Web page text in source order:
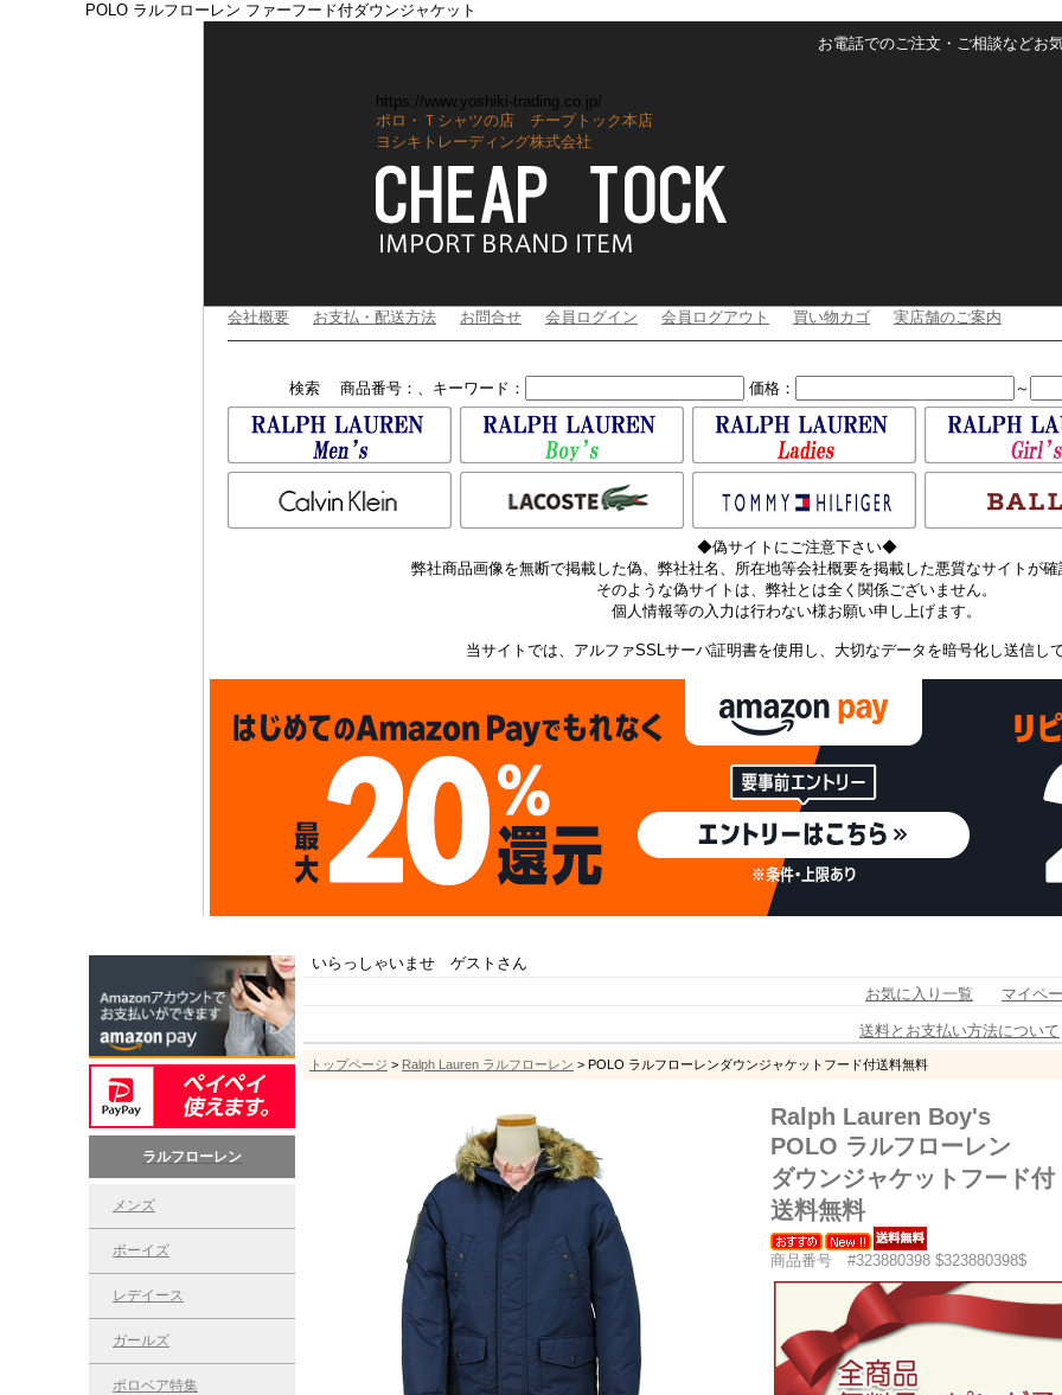
POLO ラルフローレン ファーフード付ダウンジャケット
https://www.yoshiki-trading.co.jp/
ポロ・Ｔシャツの店 チープトック本店
ヨシキトレーディング株式会社
お電話でのご注文・ご相談などお
会社概要 お支払・配送方法 お問合せ 会員ログイン 会員ログアウト 買い物カゴ 実店舗のご案内
検索 商品番号：、キーワード： 価格： ～
◆偽サイトにご注意下さい◆
弊社商品画像を無断で掲載した偽、弊社社名、所在地等会社概要を掲載した悪質なサイトが
そのような偽サイトは、弊社とは全く関係ございません。
個人情報等の入力は行わない様お願い申し上げます。
当サイトでは、アルファSSLサーバ証明書を使用し、大切なデータを暗号化し送信し
ラルフローレン
メンズ
ボーイズ
レデイース
ガールズ
ポロベア特集
いらっしゃいませ ゲストさん
お気に入り一覧
マイペ
送料とお支払い方法について
トップページ > Ralph Lauren ラルフローレン > POLO ラルフローレンダウンジャケットフード付送料無料
Ralph Lauren Boy's
POLO ラルフローレン
ダウンジャケットフード付
送料無料
商品番号 #323880398 $323880398$